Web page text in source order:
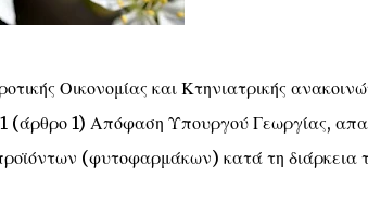
Οικονομίας και Κτηνιατρικής
(άρθρο 1) Απόφαση Υπουργού Γεωργίας,
(φυτοφαρμάκων) κατά τη διάρκεια